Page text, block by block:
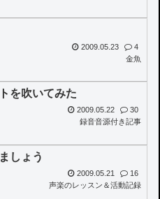
2009.05.23
4
金魚
を吹いてみた
2009.05.22
30
録音音源付き記事
しょう
2009.05.21
16
声楽のレッスン＆活動記録